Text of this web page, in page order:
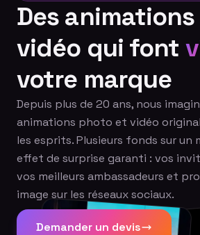
Des
vidéo qui font
votre marque
Depuis plus de 20 ans, nous
animations photo et vidéo
les esprits. Plusieurs fonds sur un
effet de surprise garanti : vos
vos meilleurs ambassadeurs et
image sur les réseaux sociaux.
Demander un devis